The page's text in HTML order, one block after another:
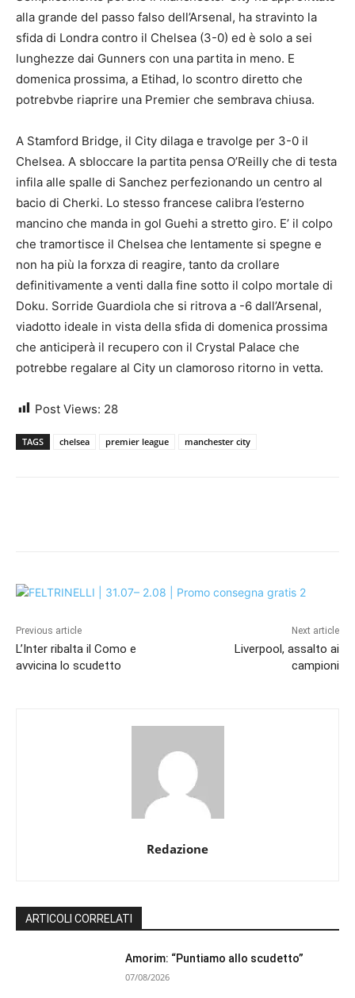
alla grande del passo falso dell’Arsenal, ha stravinto la
sfida di Londra contro il Chelsea (3-0) ed è solo a sei
lunghezze dai Gunners con una partita in meno. E
domenica prossima, a Etihad, lo scontro diretto che
potrebvbe riaprire una Premier che sembrava chiusa.
A Stamford Bridge, il City dilaga e travolge per 3-0 il
Chelsea. A sbloccare la partita pensa O’Reilly che di testa
infila alle spalle di Sanchez perfezionando un centro al
bacio di Cherki. Lo stesso francese calibra l’esterno
mancino che manda in gol Guehi a stretto giro. E’ il colpo
che tramortisce il Chelsea che lentamente si spegne e
non ha più la forxza di reagire, tanto da crollare
definitivamente a venti dalla fine sotto il colpo mortale di
Doku. Sorride Guardiola che si ritrova a -6 dall’Arsenal,
viadotto ideale in vista della sfida di domenica prossima
che anticiperà il recupero con il Crystal Palace che
potrebbe regalare al City un clamoroso ritorno in vetta.
Post Views: 28
TAGS chelsea premier league manchester city
Previous article
L’Inter ribalta il Como e
avvicina lo scudetto
Next article
Liverpool, assalto ai
campioni
Redazione
ARTICOLI CORRELATI
Amorim: “Puntiamo allo scudetto”
07/08/2026